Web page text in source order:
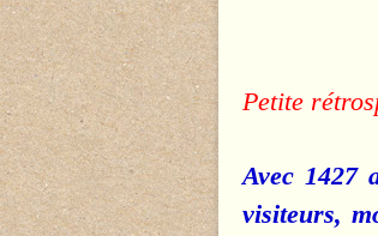
Petite
Avec 1427
visiteurs,